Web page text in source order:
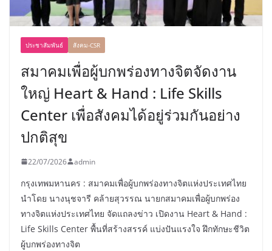
ประชาสัมพันธ์ สังคม-CSR
สมาคมเพื่อผู้บกพร่องทางจิตจัดงาน
ใหญ่ Heart & Hand : Life Skills
Center เพื่อสังคมได้อยู่ร่วมกันอย่าง
ปกติสุข
22/07/2026 admin
กรุงเทพมหานคร : สมาคมเพื่อผู้บกพร่องทางจิตแห่งประเทศไทย
นำโดย นางนุชจารี คล้ายสุวรรณ นายกสมาคมเพื่อผู้บกพร่อง
ทางจิตแห่งประเทศไทย จัดแถลงข่าว เปิดงาน Heart & Hand :
Life Skills Center พื้นที่สร้างสรรค์ แบ่งปันแรงใจ ฝึกทักษะชีวิต
ผู้บกพร่องทางจิต